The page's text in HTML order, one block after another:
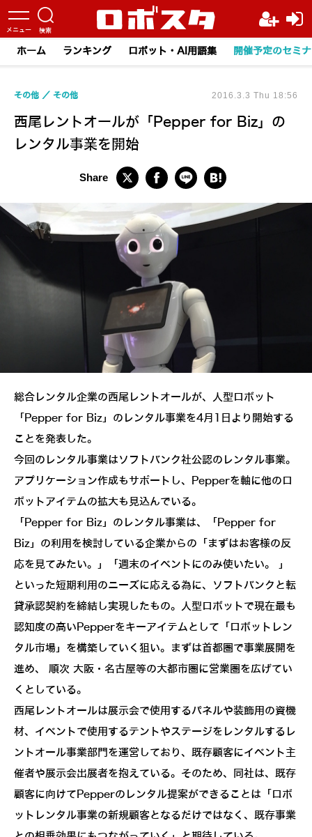
ホーム ランキング ロボット・AI用語集 開催予定のセミ
西尾レントオールが「Pepper for Biz」の
レンタル事業を開始
その他 その他 2016.3.3 Thu 18:56
総合レンタル企業の西尾レントオールが、人型ロボット
「Pepper for Biz」のレンタル事業を4月1日より開始する
ことを発表した。
今回のレンタル事業はソフトバンク社公認のレンタル事業。
アプリケーション作成もサポートし、Pepperを軸に他のロ
ボットアイテムの拡大も見込んでいる。
「Pepper for Biz」のレンタル事業は、「Pepper for
Biz」の利用を検討している企業からの「まずはお客様の反
応を見てみたい。」「週末のイベントにのみ使いたい。 」
といった短期利用のニーズに応える為に、ソフトバンクと転
貸承認契約を締結し実現したもの。人型ロボットで現在最も
認知度の高いPepperをキーアイテムとして「ロボットレン
タル市場」を構築していく狙い。まずは首都圏で事業展開を
進め、 順次 大阪・名古屋等の大都市圏に営業圏を広げてい
くとしている。
西尾レントオールは展示会で使用するパネルや装飾用の資機
材、イベントで使用するテントやステージをレンタルするレ
ントオール事業部門を運営しており、既存顧客にイベント主
催者や展示会出展者を抱えている。そのため、同社は、既存
顧客に向けてPepperのレンタル提案ができることは「ロボ
ットレンタル事業の新規顧客となるだけではなく、既存事業